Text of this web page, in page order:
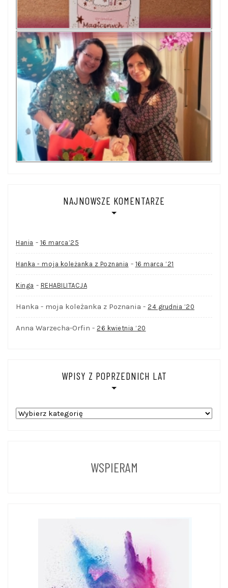
NAJNOWSZE KOMENTARZE
Hania - 16 marca’25
Hanka - moja koleżanka z Poznania - 16 marca ’21
Kinga - REHABILITACJA
Hanka - moja koleżanka z Poznania - 24 grudnia ’20
Anna Warzecha-Orfin - 26 kwietnia ’20
WPISY Z POPRZEDNICH LAT
WPISY
WSPIERAM